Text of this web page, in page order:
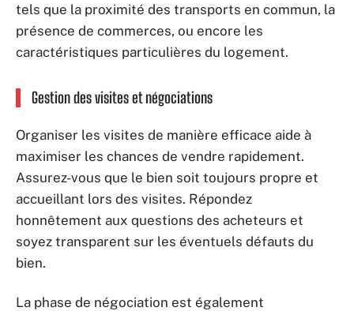
tels que la proximité des transports en commun, la
présence de commerces, ou encore les
caractéristiques particulières du logement.
Gestion des visites et négociations
Organiser les visites de manière efficace aide à
maximiser les chances de vendre rapidement.
Assurez-vous que le bien soit toujours propre et
accueillant lors des visites. Répondez
honnêtement aux questions des acheteurs et
soyez transparent sur les éventuels défauts du
bien.
La phase de négociation est également